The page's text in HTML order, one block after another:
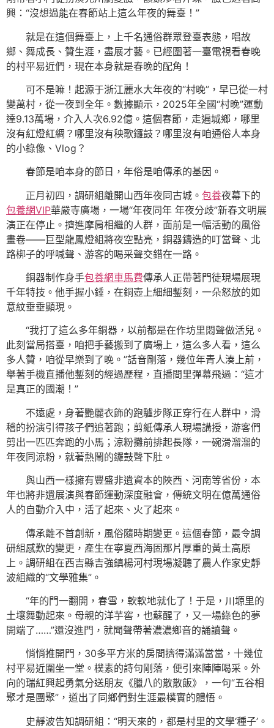
興：“沒想過能在春節站上這么年夜的舞臺！”
就是在這個舞臺上，上千名通俗群眾登臺表態，唱故
鄉、舞成長、贊生涯，盡展才藝。已經圍著一臺電視看春晚
的村平易近們，現在本身就是春晚的配角！
可不是嘛！起源于浙江麗水大年夜的“村晚”，早已從一村
變萬村，從一夜到全年。數據顯示，2025年全國“村晚”運動
達9.13萬場，介入人次6.92億。這個春節，走遍城鄉，哪里
沒有紅燈紅綢？哪里沒有秧歌鑼鼓？哪里沒有咱通俗人本身
的小錄像、Vlog？
春節是咱本身的節日，年俗是咱傳承的基因。
正月初四，調研組離開山西年夜同古城。 包養夜幕下的
包養網VIP華嚴寺廣場，一場“年夜同年 年夜分歧”新春文明展
演正在停止。擠進摩肩相繼的人群，面前是一幅活動的風俗
畫卷——巨型龍鳳燈組將夜空點亮，銅器鑄造的叮當聲、北
路梆子的呼喊聲、游客的喝采聲交錯在一路。
銅器制作身手包養網車馬費傳承人正帶著門徒現場展現
千年特技。他手握小錘，在銅壺上細細鏨刻，一朵怒放的如
意紋垂垂顯現。
“我打了這么多年銅器，以前都是在作坊里悶聲做活兒。
此刻當局搭臺，咱把手藝搬到了廣場上，這么多人看，這么
多人贊，咱從早樂到了晚。”話音剛落，幾位年青人湊上前，
舉著手機直播他鏨刻的經過歷程，直播間里彈幕飛過：“這才
是真正的國潮！”
不遠處，身著艷麗衣飾的跑驢步隊正穿行在人群中，滑
稽的扮演引得孩子們追著跑；剪紙傳承人現場講授，游客們
剪出一匹匹奔跑的小馬；涼粉攤前排起長隊，一碗滑溜溜的
年夜同涼粉，就著熱鬧的鑼鼓聲下肚。
與山西一樣擁有豐盛非遺資本的陜西、河南等省份，本
年也將非遺展演與春節運動深度融會，傳統文明在億萬通俗
人的自動介入中，活了起來、火了起來。
傳承離不首創新，風俗隨時期變更。這個春節，最令調
研組感歎的變更，產生在寧夏西海固那片厚重的黃土高原
上。調研組在西吉縣吉強鎮楊河村現場凝聽了農人作家史靜
波組織的“文學雅集”。
“年的門一翻開，春雪，軟軟地就化了！于是，川塬里的
土壤舞動起來。母親的洋芋窖，也蘇醒了，又一場綠色的夢
開端了……”還沒進門，就聞聲帶著濃濃鄉音的誦讀聲。
悄悄推開門，30多平方米的房間擠得滿滿當當，十幾位
村平易近圍坐一堂。樸素的詩句剛落，便引來陣陣喝采。外
向的瑞紅興起勇氣分送朋友《臘八的散散飯》，一句“五谷相
聚才是團聚”，道出了同鄉們對生涯最樸實的體悟。
史靜波告知調研組：“明天來的，都是村里的文學‘種子’。